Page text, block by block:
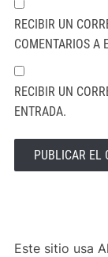
RECIBIR UN
COMENTARIOS A
RECIBIR UN
ENTRADA.
Este sitio usa